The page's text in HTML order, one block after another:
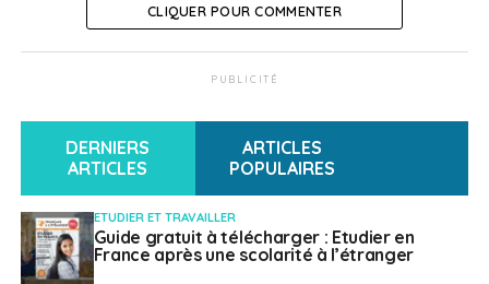
CLIQUER POUR COMMENTER
PUBLICITÉ
DERNIERS
ARTICLES
ARTICLES
POPULAIRES
ETUDIER ET TRAVAILLER
Guide gratuit à télécharger : Etudier en
France après une scolarité à l’étranger